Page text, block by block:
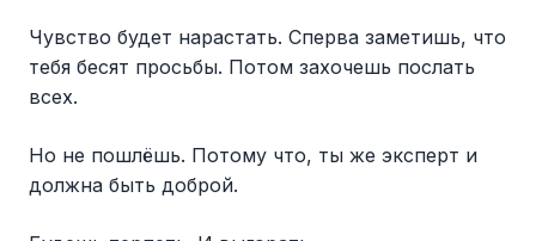
Чувство будет нарастать. Сперва заметишь, что
тебя бесят просьбы. Потом захочешь послать
всех.
Но не пошлёшь. Потому что, ты же эксперт и
должна быть доброй.